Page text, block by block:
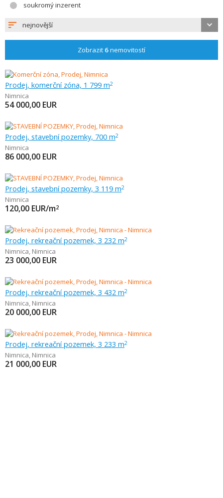
soukromý inzerent
nejnovější
Zobrazit 6nemovitostí
Prodej, komerční zóna, 1 799 m2
Nimnica
54 000,00 EUR
Prodej, stavební pozemky, 700 m2
Nimnica
86 000,00 EUR
Prodej, stavební pozemky, 3 119 m2
Nimnica
120,00 EUR/m2
Prodej, rekreační pozemek, 3 232 m2
Nimnica, Nimnica
23 000,00 EUR
Prodej, rekreační pozemek, 3 432 m2
Nimnica, Nimnica
20 000,00 EUR
Prodej, rekreační pozemek, 3 233 m2
Nimnica, Nimnica
21 000,00 EUR